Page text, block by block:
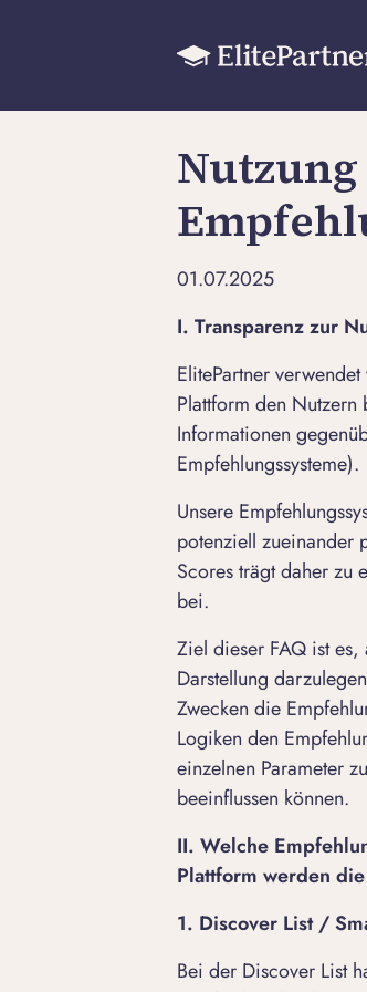
01.07.2025
I. Transparenz zur
ElitePartner
Plattform den
Informationen
Empfehlungssysteme).
Unsere
potenziell zueinander
Scores trägt daher zu
bei.
Ziel dieser FAQ ist
Darstellung
Zwecken die
Logiken den
einzelnen Parameter
beeinflussen können.
II. Welche
Plattform werden
1. Discover List /
Bei der Discover List